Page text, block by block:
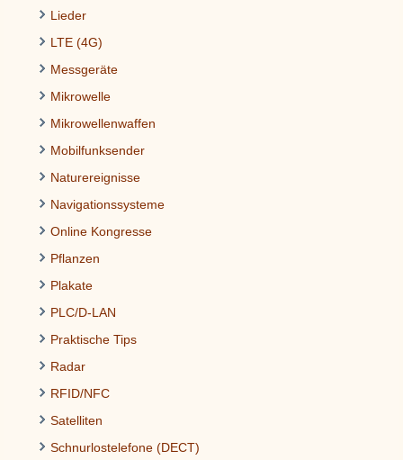
Lieder
LTE (4G)
Messgeräte
Mikrowelle
Mikrowellenwaffen
Mobilfunksender
Naturereignisse
Navigationssysteme
Online Kongresse
Pflanzen
Plakate
PLC/D-LAN
Praktische Tips
Radar
RFID/NFC
Satelliten
Schnurlostelefone (DECT)